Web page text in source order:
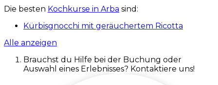
Die besten Kochkurse in Arba sind:
Kürbisgnocchi mit geräuchertem Ricotta
Alle anzeigen
Brauchst du Hilfe bei der Buchung oder
Auswahl eines Erlebnisses? Kontaktiere uns!